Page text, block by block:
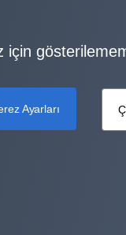
Ayarları